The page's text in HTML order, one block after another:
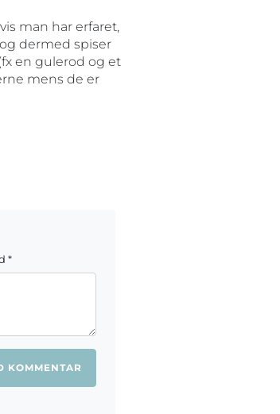
man har erfaret,
dermed spiser
en gulerod og et
mens de er
*